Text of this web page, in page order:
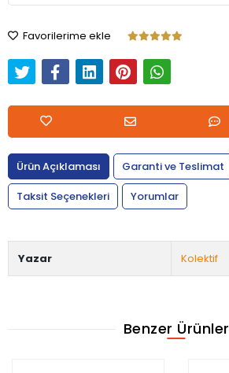
Favorilerime ekle
Ürün Açıklaması
Garanti ve Teslimat
Taksit Seçenekleri
Yorumlar
Yazar Kolektif
Benzer Ürünler